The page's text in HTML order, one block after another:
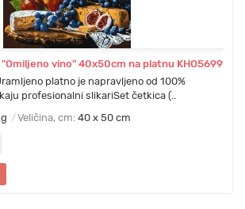
vino" 40x50cm na platnu KHO5699
platno je napravljeno od 100%
profesionalni slikariSet četkica (..
Veličina, cm: 40 x 50 cm